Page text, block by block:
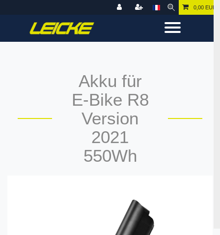
0,00 EUR
Akku für
E-Bike R8
Version
2021
550Wh